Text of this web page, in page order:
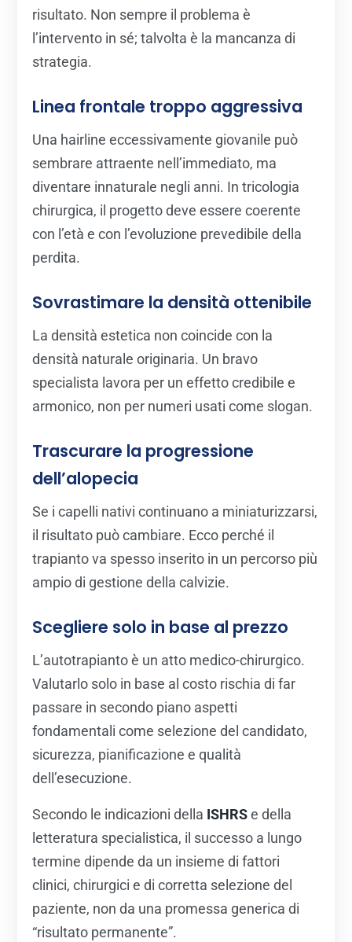
risultato. Non sempre il problema è
l’intervento in sé; talvolta è la mancanza di
strategia.
Linea frontale troppo aggressiva
Una hairline eccessivamente giovanile può
sembrare attraente nell’immediato, ma
diventare innaturale negli anni. In tricologia
chirurgica, il progetto deve essere coerente
con l’età e con l’evoluzione prevedibile della
perdita.
Sovrastimare la densità ottenibile
La densità estetica non coincide con la
densità naturale originaria. Un bravo
specialista lavora per un effetto credibile e
armonico, non per numeri usati come slogan.
Trascurare la progressione
dell’alopecia
Se i capelli nativi continuano a miniaturizzarsi,
il risultato può cambiare. Ecco perché il
trapianto va spesso inserito in un percorso più
ampio di gestione della calvizie.
Scegliere solo in base al prezzo
L’autotrapianto è un atto medico-chirurgico.
Valutarlo solo in base al costo rischia di far
passare in secondo piano aspetti
fondamentali come selezione del candidato,
sicurezza, pianificazione e qualità
dell’esecuzione.
Secondo le indicazioni della ISHRSe della
letteratura specialistica, il successo a lungo
termine dipende da un insieme di fattori
clinici, chirurgici e di corretta selezione del
paziente, non da una promessa generica di
“risultato permanente”.